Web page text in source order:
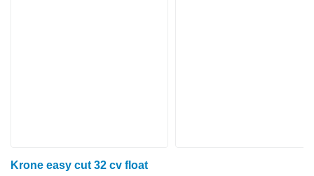
Krone easy cut 32 cv float